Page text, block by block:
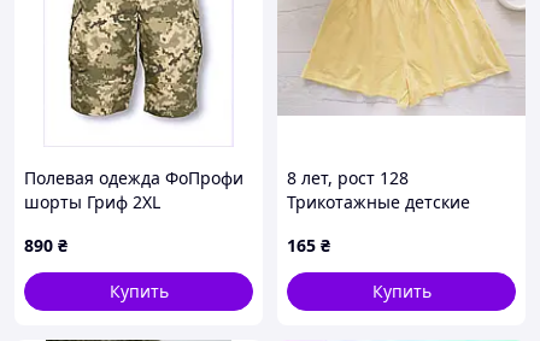
Полевая одежда ФоПрофи
шорты Гриф 2XL
890 ₴
Купить
8 лет, рост 128
Трикотажные детские
Артикул 27927
165 ₴
Купить